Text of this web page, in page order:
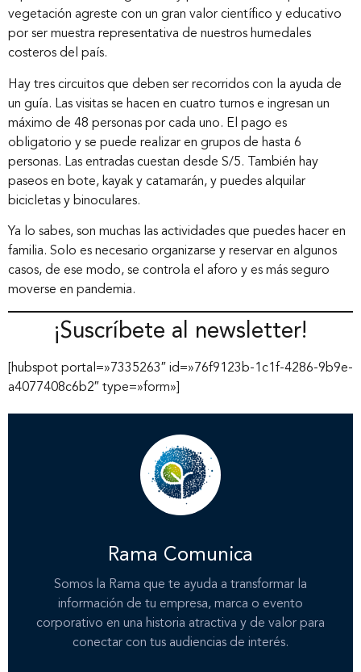
Nosotros
Nuestros servicios
Nuestros clientes
Novedades
Contáctanos
vegetación agreste con un gran valor científico y educativo
por ser muestra representativa de nuestros humedales
costeros del país.
Hay tres circuitos que deben ser recorridos con la ayuda de
un guía. Las visitas se hacen en cuatro turnos e ingresan un
máximo de 48 personas por cada uno. El pago es
obligatorio y se puede realizar en grupos de hasta 6
personas. Las entradas cuestan desde S/5. También hay
paseos en bote, kayak y catamarán, y puedes alquilar
bicicletas y binoculares.
Ya lo sabes, son muchas las actividades que puedes hacer en
familia. Solo es necesario organizarse y reservar en algunos
casos, de ese modo, se controla el aforo y es más seguro
moverse en pandemia.
¡Suscríbete al newsletter!
[hubspot portal=»7335263″ id=»76f9123b-1c1f-4286-9b9e-
a4077408c6b2″ type=»form»]
Rama Comunica
Somos la Rama que te ayuda a transformar la
información de tu empresa, marca o evento
corporativo en una historia atractiva y de valor para
conectar con tus audiencias de interés.